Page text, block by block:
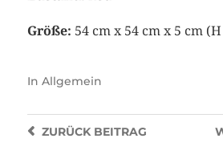
Größe: 54 cm x 54 cm x 5 cm
In Allgemein
ZURÜCKBEITRAG